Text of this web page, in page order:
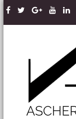
Skip to content